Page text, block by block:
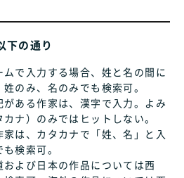
下の通り
ムで入力する場合、姓と名の間に
のみ、名のみでも検索可。
がある作家は、漢字で入力。よみ
ナ）のみではヒットしない。
家は、カタカナで「姓、名」と入
検索可。
および日本の作品については西